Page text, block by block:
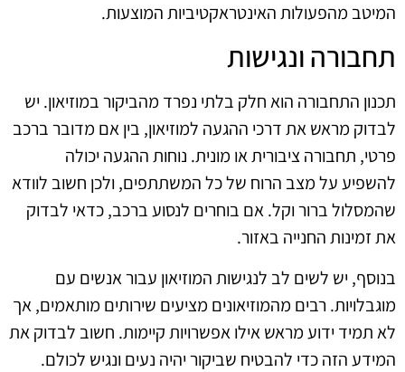
המיטב מהפעולות האינטראקטיביות המוצעות.
תחבורה ונגישות
תכנון התחבורה הוא חלק בלתי נפרד מהביקור במוזיאון. יש
לבדוק מראש את דרכי ההגעה למוזיאון, בין אם מדובר ברכב
פרטי, תחבורה ציבורית או מונית. נוחות ההגעה יכולה
להשפיע על מצב הרוח של כל המשתתפים, ולכן חשוב לוודא
שהמסלול ברור וקל. אם בוחרים לנסוע ברכב, כדאי לבדוק
את זמינות החנייה באזור.
בנוסף, יש לשים לב לנגישות המוזיאון עבור אנשים עם
מוגבלויות. רבים מהמוזיאונים מציעים שירותים מותאמים, אך
לא תמיד ידוע מראש אילו אפשרויות קיימות. חשוב לבדוק את
המידע הזה כדי להבטיח שביקור יהיה נעים ונגיש לכולם.